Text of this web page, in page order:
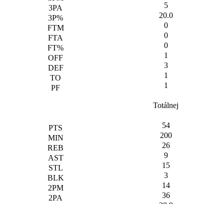
5
20.0
0
0
0
1
3
1
1
Totálnej
54
200
26
9
15
3
14
36